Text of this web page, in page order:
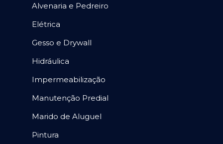
Alvenaria e Pedreiro
Elétrica
Gesso e Drywall
Hidráulica
Impermeabilização
Manutenção Predial
Marido de Aluguel
Pintura